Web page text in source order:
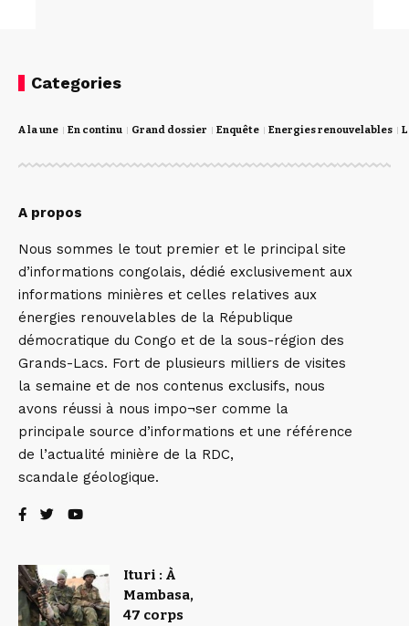
Categories
A la une En continu Grand dossier Enquête Energies renouvelables
A propos
Nous sommes le tout premier et le principal site
d’informations congolais, dédié exclusivement aux
informations minières et celles relatives aux
énergies renouvelables de la République
démocratique du Congo et de la sous-région des
Grands-Lacs. Fort de plusieurs milliers de visites
la semaine et de nos contenus exclusifs, nous
avons réussi à nous impo¬ser comme la
principale source d’informations et une référence
de l’actualité minière de la RDC,
scandale géologique.
Ituri : À
Mambasa,
47 corps